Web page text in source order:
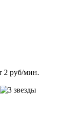
2 руб/мин.